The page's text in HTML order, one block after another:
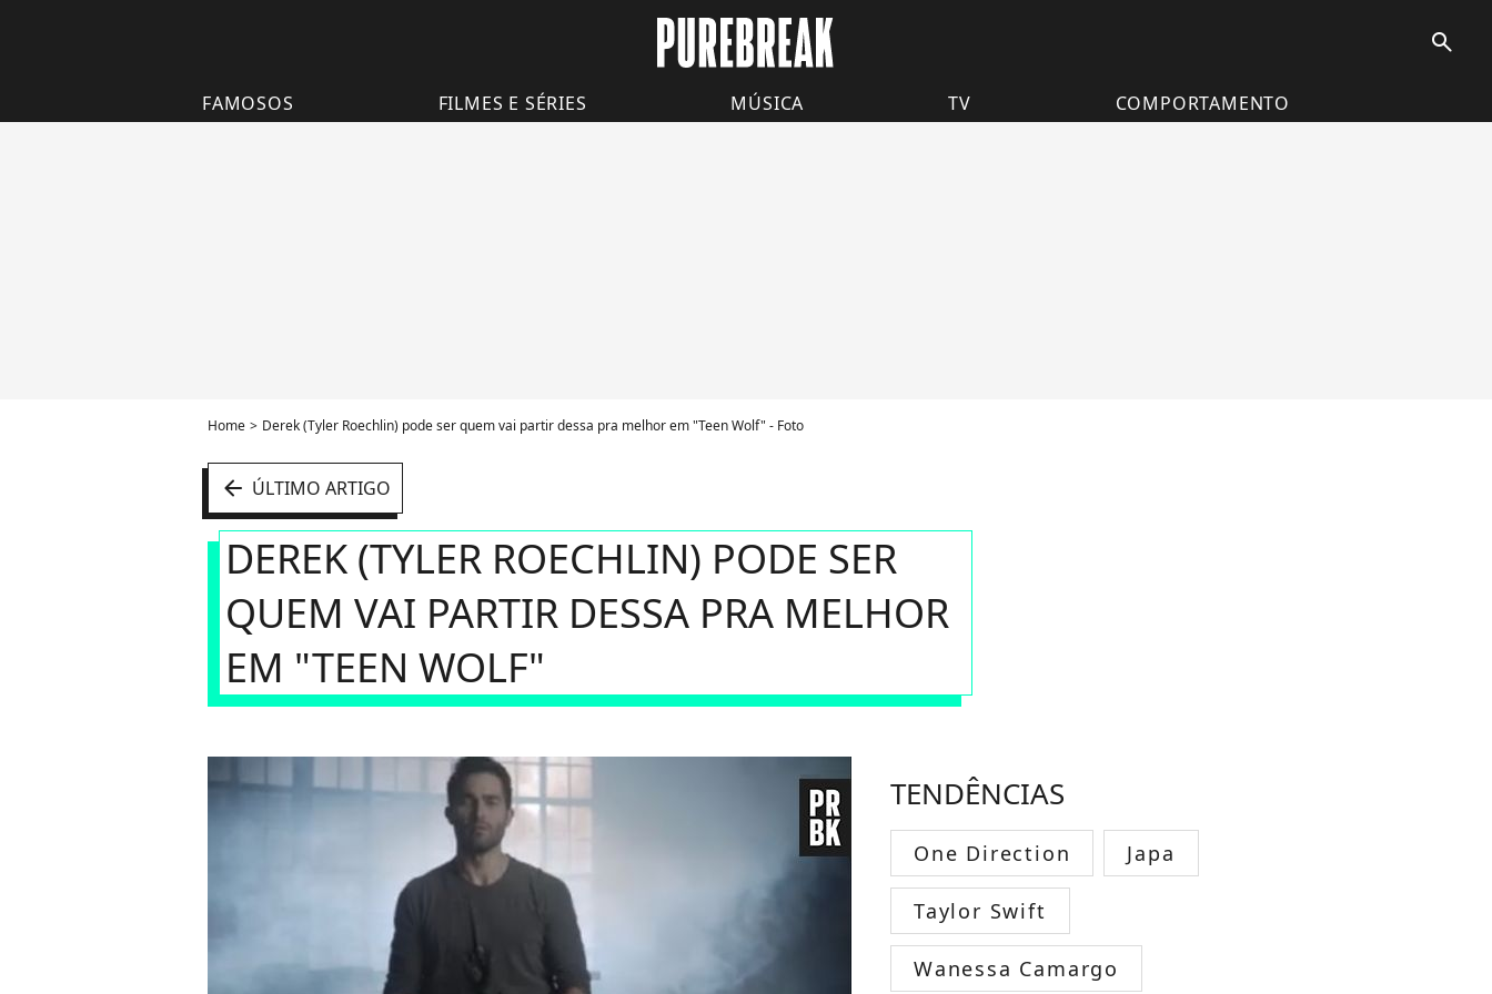
search
FAMOSOS FILMES E SÉRIES MÚSICA TV COMPORTAMENTO
Home Derek (Tyler Roechlin) pode ser quem vai partir dessa pra melhor em "Teen Wolf" - Foto
arrow_left ÚLTIMO ARTIGO
DEREK (TYLER ROECHLIN) PODE SER
QUEM VAI PARTIR DESSA PRA MELHOR
EM "TEEN WOLF"
TENDÊNCIAS
One Direction Japa
Taylor Swift
Wanessa Camargo